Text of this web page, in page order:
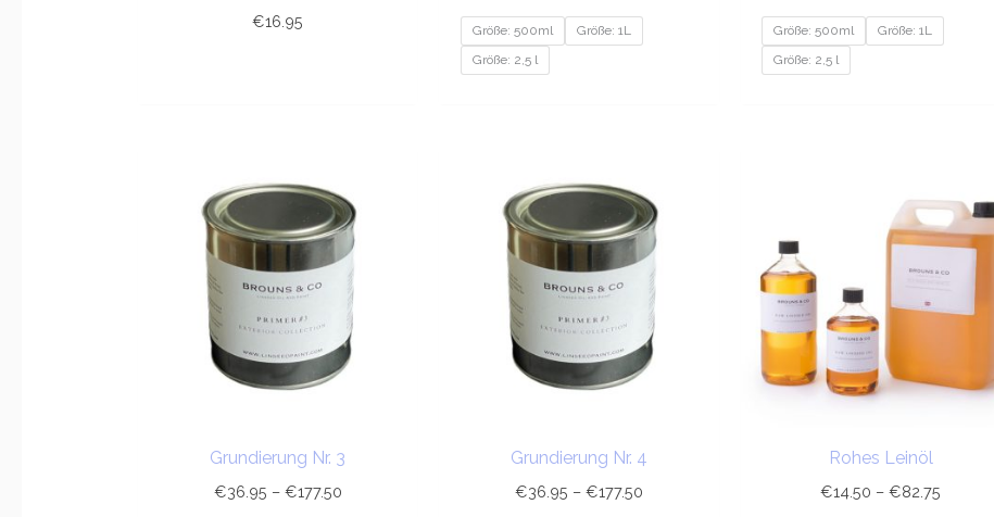
€16.95
Größe: 500ml
Größe: 1L
Größe: 2,5 l
Größe: 500ml
Größe: 1L
Größe: 2,5 l
Grundierung Nr. 3
€36.95 – €177.50
bis
€177.50
Grundierung Nr. 4
€36.95 –€177.50
bis
€177.50
Rohes Leinöl
€14.50 –€82.75
€82.75